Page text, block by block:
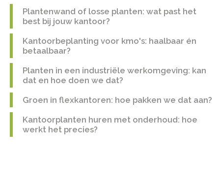
Plantenwand of losse planten: wat past het
best bij jouw kantoor?
Kantoorbeplanting voor kmo's: haalbaar én
betaalbaar?
Planten in een industriële werkomgeving: kan
dat en hoe doen we dat?
Groen in flexkantoren: hoe pakken we dat aan?
Kantoorplanten huren met onderhoud: hoe
werkt het precies?